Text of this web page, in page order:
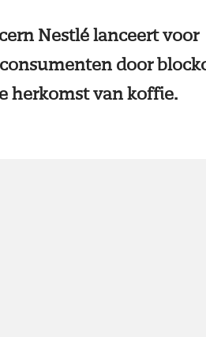
Nestlé lanceert voor
door
herkomst van koffie.